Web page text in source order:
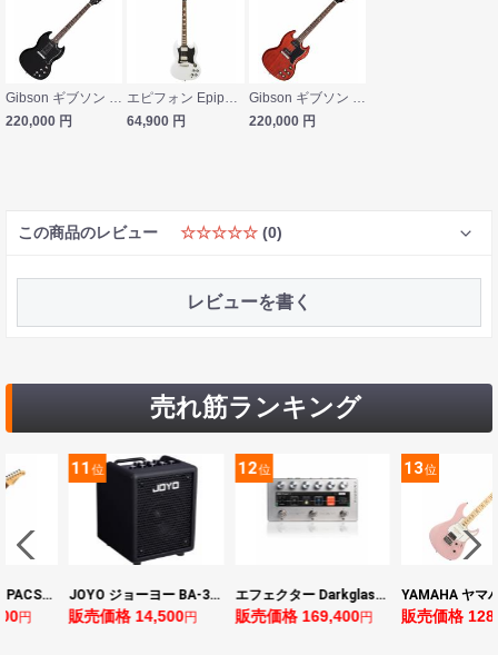
220,000 円
64,900 円
220,000 円
この商品のレビュー ☆☆☆☆☆ (0)
レビューを書く
売れ筋ランキング
YAMAHA ヤマハ PACS+12 ASP Pacifica Standard Plus パシフィカスタンダードプラス エレキギター
円
11位
JOYO ジョーヨー BA-30 VIBE CUBE BLK 30W 小型ベースアンプ Bluetooth+OTGオーディオI/F搭載
販売価格 14,500円
12位
エフェクター Darkglass Electronics Anagram ベースエフェクター プリアンプ ダークグラス アナグラム
販売価格 169,400円
13位
販売価格